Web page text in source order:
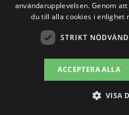
du snabbt få
hantverkare som
Vår plattform,
användarupplevelsen. Genom
du till alla cookies i enlighet
STRIKT
ACCEPTERA ALLA
VISA